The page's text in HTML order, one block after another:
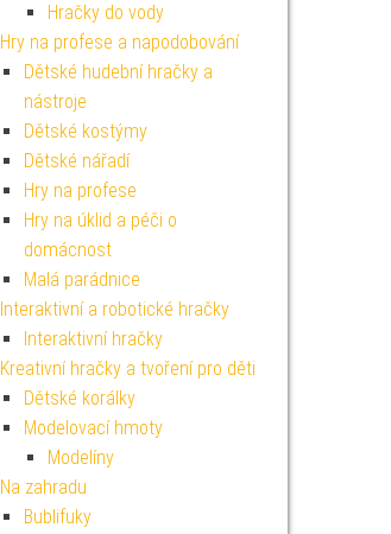
Hračky do vody
Hry na profese a napodobování
Dětské hudební hračky a
nástroje
Dětské kostýmy
Dětské nářadí
Hry na profese
Hry na úklid a péči o
domácnost
Malá parádnice
Interaktivní a robotické hračky
Interaktivní hračky
Kreativní hračky a tvoření pro děti
Dětské korálky
Modelovací hmoty
Modelíny
Na zahradu
Bublifuky